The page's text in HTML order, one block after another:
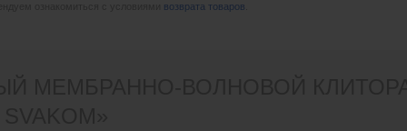
возврата товаров